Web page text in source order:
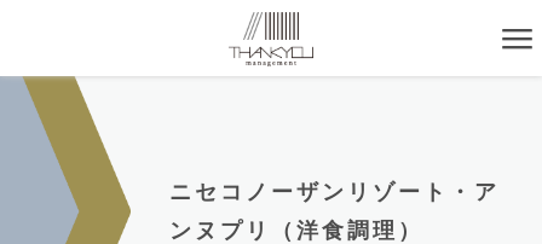
ニセコノーザンリゾート・ア
ンヌプリ（洋食調理）